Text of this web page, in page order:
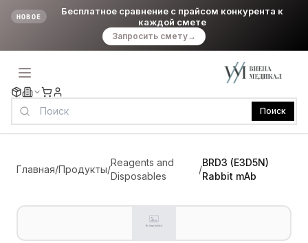
НОВОЕ
Бесплатное сравнение с прайсом конкурента к
каждой смете
Запросить смету→
Поиск
Главная/Продукты/
Reagents and
Disposables
/
BRD3 (E3D5N)
Rabbit mAb